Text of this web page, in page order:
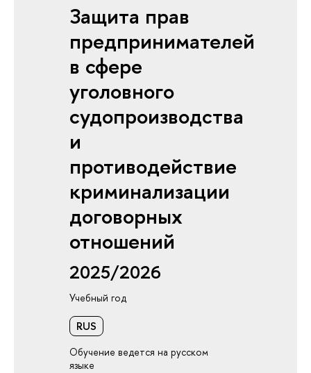
Защита прав
предпринимателей
в сфере
уголовного
судопроизводства
и
противодействие
криминализации
договорных
отношений
2025/2026
Учебный год
RUS
Обучение ведется на русском
языке